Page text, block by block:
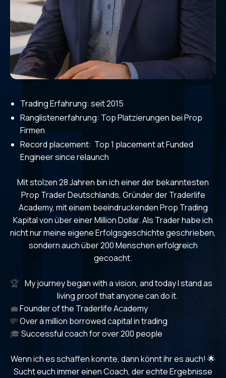
Trading Erfahrung: seit 2015
Ranglistenerfahrung: Top Platzierungen bei Prop
Firmen
Record placement: Top 1 placement at Funded
Engineer since relaunch
Mit stolzen 28 Jahren bin ich einer der bekanntesten
Prop Trader Deutschlands, Gründer der Traderlife
Academy, mit einem beeindruckenden Prop Trading
Kapital von über einer Million Dollar. Als Trader habe ich
nicht nur meine eigene Erfolgsgeschichte geschrieben,
sondern auch über 200 Menschen erfolgreich
gecoacht.
🏆 My journey began with a vision, and today I stand as
living proof that anyone can do it.
💼Founder of the Traderlife Academy
💸Over a million borrowed capital in trading
🎓Successful coach for over 200 people
Wenn ich es schaffen konnte, dann könnt ihr es auch! 🌟
Sucht euch immer einen Coach, der echte Ergebnisse